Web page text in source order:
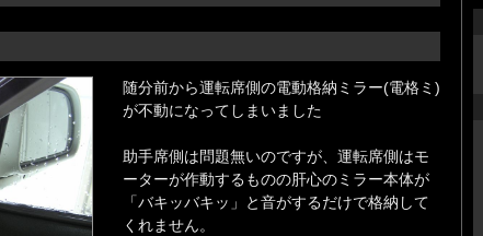
随分前から運転席側の電動格納ミラー(電格ミ)
が不動になってしまいました
助手席側は問題無いのですが、運転席側はモ
ーターが作動するものの肝心のミラー本体が
「バキッバキッ」と音がするだけで格納して
くれません。